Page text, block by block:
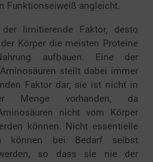
Funktionseiweiß angleicht.
limitierende Faktor, desto
Körper die meisten Proteine
aufbauen. Eine der
stellt dabei immer
Faktor dar; sie ist nicht in
Menge vorhanden, da
nicht vom Körper
können. Nicht essentielle
können bei Bedarf selbst
so dass sie nie der